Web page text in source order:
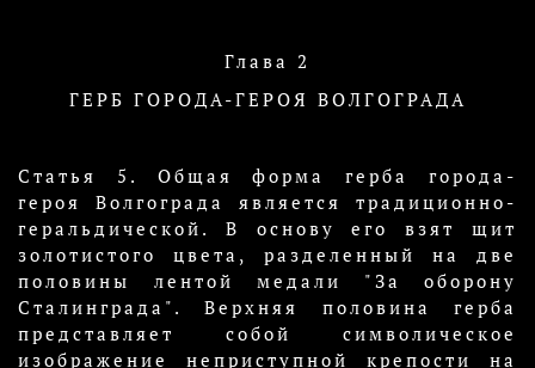
Глава 2
ГЕРБ ГОРОДА-ГЕРОЯ ВОЛГОГРАДА
Статья 5. Общая форма герба города-
героя Волгограда является традиционно-
геральдической. В основу его взят щит
золотистого цвета, разделенный на две
половины лентой медали "За оборону
Сталинграда". Верхняя половина герба
представляет собой символическое
изображение неприступной крепости на